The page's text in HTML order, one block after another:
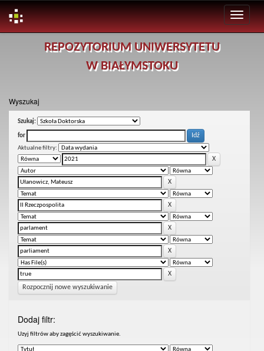
REPOZYTORIUM UNIWERSYTETU
W BIAŁYMSTOKU
Wyszukaj
Szukaj:
for
Aktualne filtry:
Rozpocznij nowe wyszukiwanie
Dodaj filtr:
Uzyj filtrów aby zagęścić wyszukiwanie.